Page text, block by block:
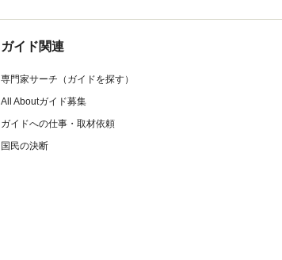
ガイド関連
専門家サーチ（ガイドを探す）
All Aboutガイド募集
ガイドへの仕事・取材依頼
国民の決断